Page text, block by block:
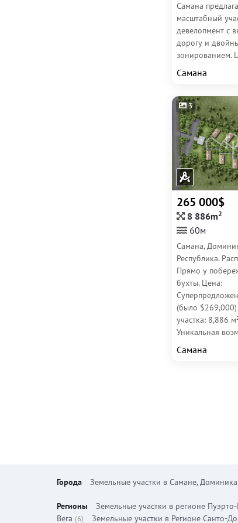
Самана
масштабный
девелопмент с
дорогу и
зонированием.
Development
в Самана
Самана
3
265 000$
8 886m2
60м
Самана,
Республика.
Прямо у
бухты. Цена:
(было
участка: 8,886
Уникальная
приобрести
8,886 м² на...
Самана
Города Земельные участки в Самане,
Регионы Земельные участки в регионе Пуэрто-
Вега (6) Земельные участки в Регионе Санто-